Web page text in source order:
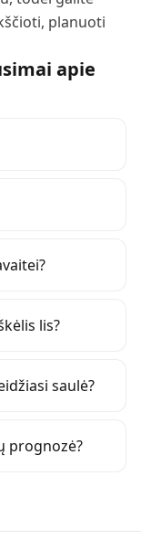
planuoti
apie
lis?
saulė?
prognozė?